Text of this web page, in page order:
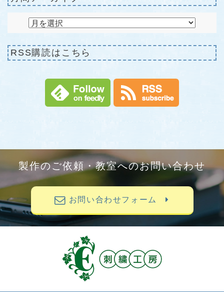
RSS購読はこちら
製作のご依頼・教室へのお問い合わせ
お問い合わせフォーム